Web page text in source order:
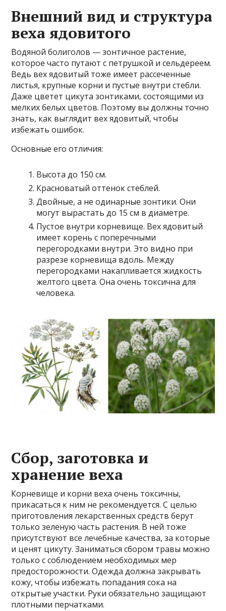
Внешний вид и структура
веха ядовитого
Водяной болиголов — зонтичное растение,
которое часто путают с петрушкой и сельдереем.
Ведь вех ядовитый тоже имеет рассеченные
листья, крупные корни и пустые внутри стебли.
Даже цветет цикута зонтиками, состоящими из
мелких белых цветов. Поэтому вы должны точно
знать, как выглядит вех ядовитый, чтобы
избежать ошибок.
Основные его отличия:
Высота до 150 см.
Красноватый оттенок стеблей.
Двойные, а не одинарные зонтики. Они
могут вырастать до 15 см в диаметре.
Пустое внутри корневище. Вех ядовитый
имеет корень с поперечными
перегородками внутри. Это видно при
разрезе корневища вдоль. Между
перегородками накапливается жидкость
желтого цвета. Она очень токсична для
человека.
Сбор, заготовка и
хранение веха
Корневище и корни веха очень токсичны,
прикасаться к ним не рекомендуется. С целью
приготовления лекарственных средств берут
только зеленую часть растения. В ней тоже
присутствуют все лечебные качества, за которые
и ценят цикуту. Заниматься сбором травы можно
только с соблюдением необходимых мер
предосторожности. Одежда должна закрывать
кожу, чтобы избежать попадания сока на
открытые участки. Руки обязательно защищают
плотными перчатками.